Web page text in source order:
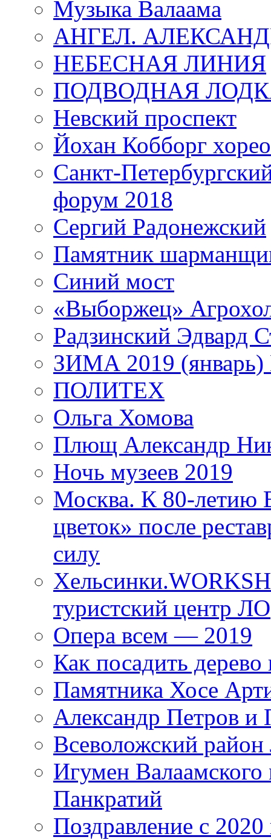
Музыка Валаама
АНГЕЛ.
НЕБЕСНАЯ ЛИНИЯ
ПОДВОДНАЯ
Невский проспект
Йохан Кобборг
Санкт-
форум 2018
Сергий Радонежский
Памятник
Синий мост
«Выборжец»
Радзинский Эдвард
ЗИМА 2019 (январь)
ПОЛИТЕХ
Ольга Хомова
Плющ Александр
Ночь музеев 2019
Москва. К 80-
цветок» после
силу
туристский центр ЛО
Опера всем — 2019
Как посадить дерево
Памятника Хосе
Александр Петров и
Всеволожский район
Игумен
Панкратий
Поздравление с 2020